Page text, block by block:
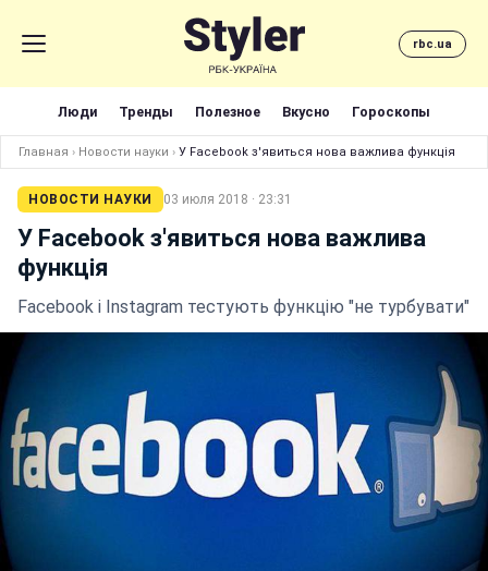
rbc.ua
Люди Тренды Полезное Вкусно Гороскопы
Главная › Новости науки › У Facebook з'явиться нова важлива функція
НОВОСТИ НАУКИ 03 июля 2018 · 23:31
У Facebook з'явиться нова важлива
функція
Facebook і Instagram тестують функцію "не турбувати"